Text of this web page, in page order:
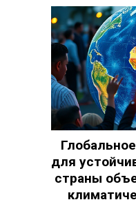
для
страны